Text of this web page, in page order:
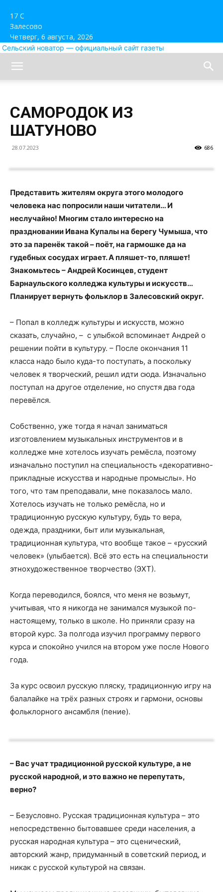
17 C
Залесово
Четверг, 6 августа, 2026
Сельский новатор — официальный сайт газеты
САМОРОДОК ИЗ
ШАТУНОВО
28.07.2023 686
Представить жителям округа этого молодого
человека нас попросили наши читатели… И
неслучайно! Многим стало интересно на
праздновании Ивана Купалы на берегу Чумыша, что
это за паренёк такой – поёт, на гармошке да на
гудебных сосудах играет. А пляшет-то, пляшет!
Знакомьтесь – Андрей Косинцев, студент
Барнаульского колледжа культуры и искусств…
Планирует вернуть фольклор в Залесовский округ.
– Попал в колледж культуры и искусств, можно
сказать, случайно, – с улыбкой вспоминает Андрей о
решении пойти в культуру. – После окончания 11
класса надо было куда-то поступать, а поскольку
человек я творческий, решил идти сюда. Изначально
поступал на другое отделение, но спустя два года
перевёлся.
Собственно, уже тогда я начал заниматься
изготовлением музыкальных инструментов и в
колледже мне хотелось изучать ремёсла, поэтому
изначально поступил на специальность «декоративно-
прикладные искусства и народные промыслы». Но
того, что там преподавали, мне показалось мало.
Хотелось изучать не только ремёсла, но и
традиционную русскую культуру, будь то вера,
одежда, праздники, быт или музыкальная,
традиционная культура, что вообще такое – «русский
человек» (улыбается). Всё это есть на специальности
этнохудожественное творчество (ЭХТ).
Когда переводился, боялся, что меня не возьмут,
учитывая, что я никогда не занимался музыкой по-
настоящему, только в школе. Но приняли сразу на
второй курс. За полгода изучил программу первого
курса и спокойно учился на втором уже после Нового
года.
За курс освоил русскую пляску, традиционную игру на
балалайке на трёх разных строях и гармони, основы
фольклорного ансамбля (пение).
– Вас учат традиционной русской культуре, а не
русской народной, и это важно не перепутать,
верно?
– Безусловно. Русская традиционная культура – это
непосредственно бытовавшее среди населения, а
русская народная культура – это сценический,
авторский жанр, придуманный в советский период, и
никак с русской культурой на связан.